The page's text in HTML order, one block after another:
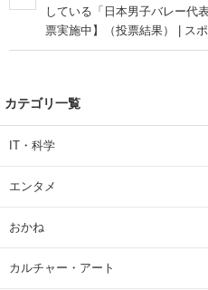
している「日本男子バレー代
票実施中】（投票結果） | ス
カテゴリ一覧
IT・科学
エンタメ
おかね
カルチャー・アート